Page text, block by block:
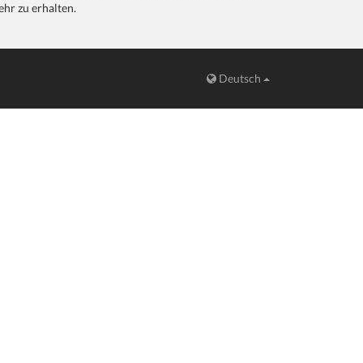
zu erhalten.
Deutsch